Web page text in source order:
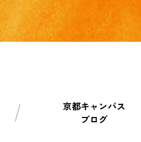
京都キャンパス
ブログ